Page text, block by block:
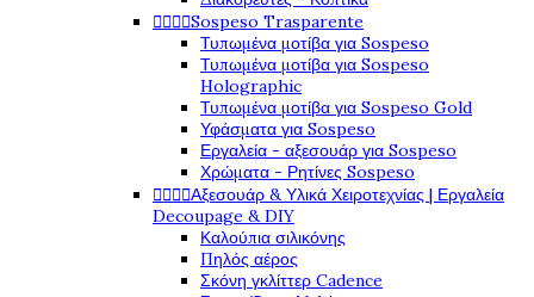
Sospeso Trasparente
Τυπωμένα μοτίβα για Sospeso
Τυπωμένα μοτίβα για Sospeso
Holographic
Τυπωμένα μοτίβα για Sospeso Gold
Υφάσματα για Sospeso
Εργαλεία - αξεσουάρ για Sospeso
Χρώματα - Ρητίνες Sospeso
Αξεσουάρ & Υλικά Χειροτεχνίας | Εργαλεία
Decoupage & DIY
Καλούπια σιλικόνης
Πηλός αέρος
Σκόνη γκλίττερ Cadence